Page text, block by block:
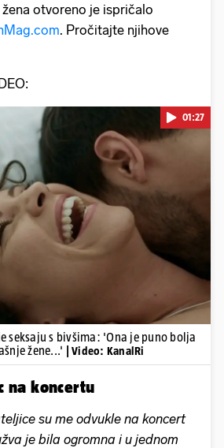
otvoreno je ispričalo
. Pročitajte njihove
Pokretanje videa...
01:27
seksaju s bivšima: 'Ona je puno bolja
žene...'
| Video: KanalRi
na koncertu
su me odvukle na koncert
je bila ogromna i u jednom